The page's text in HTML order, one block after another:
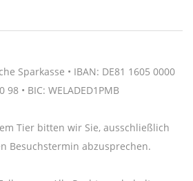
Sparkasse • IBAN: DE81 1605 0000
98 • BIC: WELADED1PMB
Tier bitten wir Sie, ausschließlich
Besuchstermin abzusprechen.